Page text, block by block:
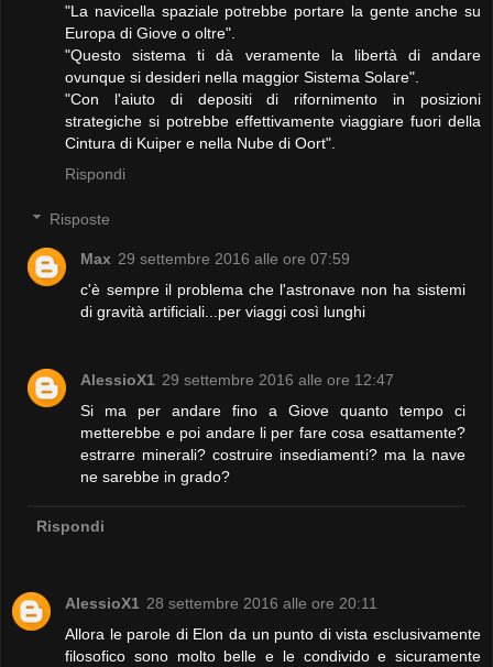
"La navicella spaziale potrebbe portare la gente anche su
Europa di Giove o oltre".
"Questo sistema ti dà veramente la libertà di andare
ovunque si desideri nella maggior Sistema Solare".
"Con l'aiuto di depositi di rifornimento in posizioni
strategiche si potrebbe effettivamente viaggiare fuori della
Cintura di Kuiper e nella Nube di Oort".
Rispondi
Risposte
Max 29 settembre 2016 alle ore 07:59
c'è sempre il problema che l'astronave non ha sistemi
di gravità artificiali...per viaggi così lunghi
AlessioX1 29 settembre 2016 alle ore 12:47
Si ma per andare fino a Giove quanto tempo ci
metterebbe e poi andare li per fare cosa esattamente?
estrarre minerali? costruire insediamenti? ma la nave
ne sarebbe in grado?
Rispondi
AlessioX1 28 settembre 2016 alle ore 20:11
Allora le parole di Elon da un punto di vista esclusivamente
filosofico sono molto belle e le condivido e sicuramente